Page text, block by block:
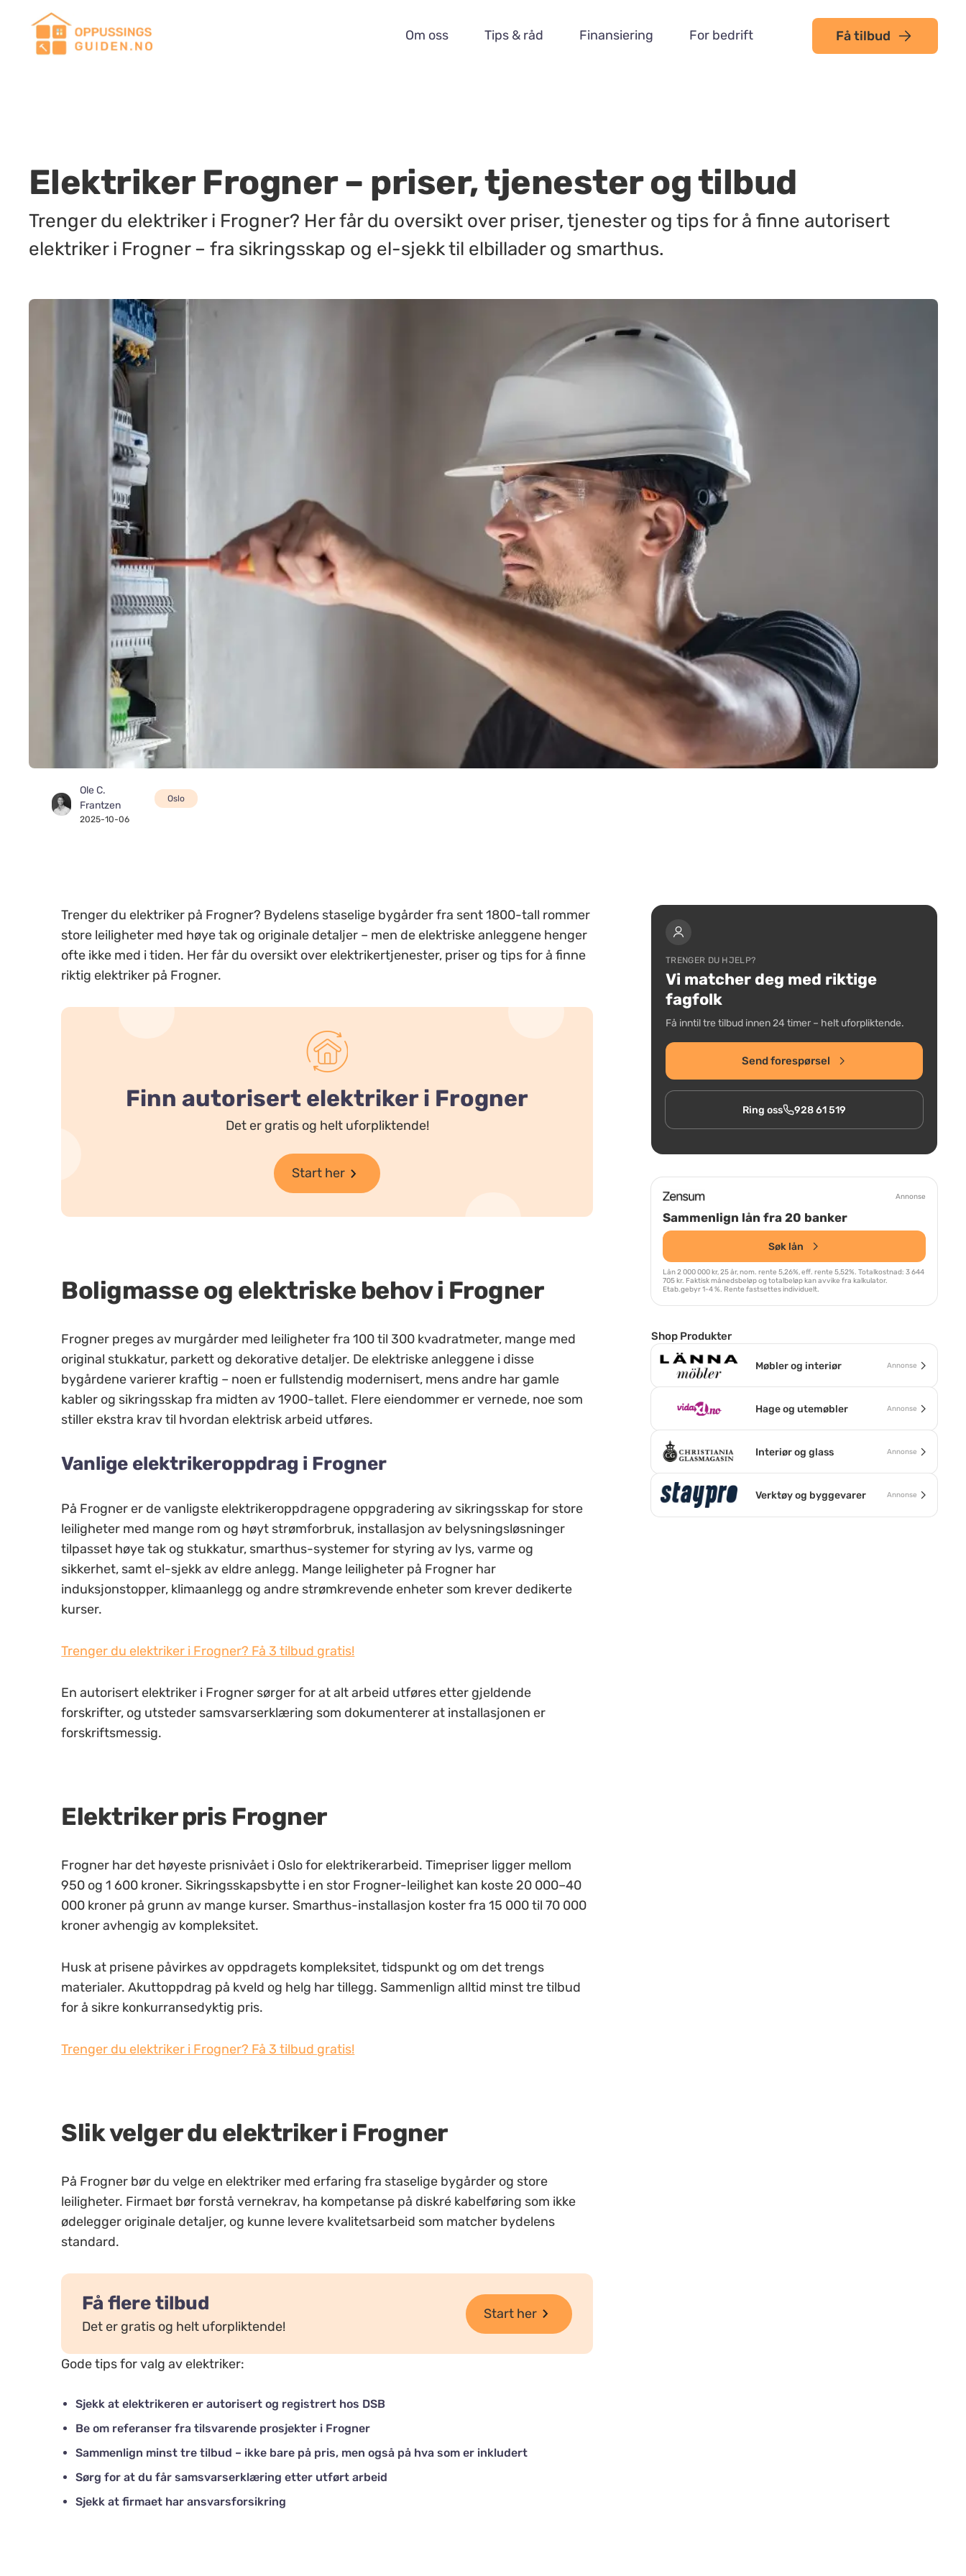
Om oss Tips & råd Finansiering For bedrift Få tilbud
Elektriker Frogner – priser, tjenester og tilbud
Trenger du elektriker i Frogner? Her får du oversikt over priser, tjenester og tips for å finne autorisert
elektriker i Frogner – fra sikringsskap og el-sjekk til elbillader og smarthus.
Ole C.
Frantzen
2025-10-06
Oslo
Trenger du elektriker på Frogner? Bydelens staselige bygårder fra sent 1800-tall rommer
store leiligheter med høye tak og originale detaljer – men de elektriske anleggene henger
ofte ikke med i tiden. Her får du oversikt over elektrikertjenester, priser og tips for å finne
riktig elektriker på Frogner.
Finn autorisert elektriker i Frogner
Det er gratis og helt uforpliktende!
Start her
Boligmasse og elektriske behov i Frogner
Frogner preges av murgårder med leiligheter fra 100 til 300 kvadratmeter, mange med
original stukkatur, parkett og dekorative detaljer. De elektriske anleggene i disse
bygårdene varierer kraftig – noen er fullstendig modernisert, mens andre har gamle
kabler og sikringsskap fra midten av 1900-tallet. Flere eiendommer er vernede, noe som
stiller ekstra krav til hvordan elektrisk arbeid utføres.
Vanlige elektrikeroppdrag i Frogner
På Frogner er de vanligste elektrikeroppdragene oppgradering av sikringsskap for store
leiligheter med mange rom og høyt strømforbruk, installasjon av belysningsløsninger
tilpasset høye tak og stukkatur, smarthus-systemer for styring av lys, varme og
sikkerhet, samt el-sjekk av eldre anlegg. Mange leiligheter på Frogner har
induksjonstopper, klimaanlegg og andre strømkrevende enheter som krever dedikerte
kurser.
Trenger du elektriker i Frogner? Få 3 tilbud gratis!
En autorisert elektriker i Frogner sørger for at alt arbeid utføres etter gjeldende
forskrifter, og utsteder samsvarserklæring som dokumenterer at installasjonen er
forskriftsmessig.
Elektriker pris Frogner
Frogner har det høyeste prisnivået i Oslo for elektrikerarbeid. Timepriser ligger mellom
950 og 1 600 kroner. Sikringsskapsbytte i en stor Frogner-leilighet kan koste 20 000–40
000 kroner på grunn av mange kurser. Smarthus-installasjon koster fra 15 000 til 70 000
kroner avhengig av kompleksitet.
Husk at prisene påvirkes av oppdragets kompleksitet, tidspunkt og om det trengs
materialer. Akuttoppdrag på kveld og helg har tillegg. Sammenlign alltid minst tre tilbud
for å sikre konkurransedyktig pris.
Trenger du elektriker i Frogner? Få 3 tilbud gratis!
Slik velger du elektriker i Frogner
På Frogner bør du velge en elektriker med erfaring fra staselige bygårder og store
leiligheter. Firmaet bør forstå vernekrav, ha kompetanse på diskré kabelføring som ikke
ødelegger originale detaljer, og kunne levere kvalitetsarbeid som matcher bydelens
standard.
Få flere tilbud
Det er gratis og helt uforpliktende!
Start her
Gode tips for valg av elektriker:
Sjekk at elektrikeren er autorisert og registrert hos DSB
Be om referanser fra tilsvarende prosjekter i Frogner
Sammenlign minst tre tilbud – ikke bare på pris, men også på hva som er inkludert
Sørg for at du får samsvarserklæring etter utført arbeid
Sjekk at firmaet har ansvarsforsikring
TRENGER DU HJELP?
Vi matcher deg med riktige
fagfolk
Få inntil tre tilbud innen 24 timer – helt uforpliktende.
Send forespørsel
Ring oss 928 61 519
Annonse
Sammenlign lån fra 20 banker
Søk lån
Lån 2 000 000 kr, 25 år, nom. rente 5,26%, eff. rente 5,52%. Totalkostnad: 3 644
705 kr. Faktisk månedsbeløp og totalbeløp kan avvike fra kalkulator.
Etab.gebyr 1-4 %. Rente fastsettes individuelt.
Shop Produkter
Møbler og interiør Annonse
Hage og utemøbler Annonse
Interiør og glass Annonse
Verktøy og byggevarer Annonse